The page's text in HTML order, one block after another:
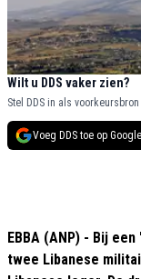
Wilt u DDS vaker zien?
Stel DDS in als
Voeg DDS toe op Google
EBBA (ANP) - Bij
twee Libanese